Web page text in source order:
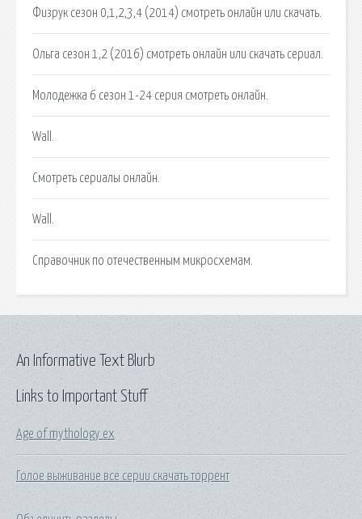
Физрук сезон 0,1,2,3,4 (2014) смотреть онлайн или скачать.
Ольга сезон 1,2 (2016) смотреть онлайн или скачать сериал.
Молодежка 6 сезон 1-24 серия смотреть онлайн.
Wall.
Cмотреть сериалы онлайн.
Wall.
Справочник по отечественным микросхемам.
Links to Important Stuff
Age of mythology ex
Голое выживание все серии скачать торрент
An Informative Text Blurb